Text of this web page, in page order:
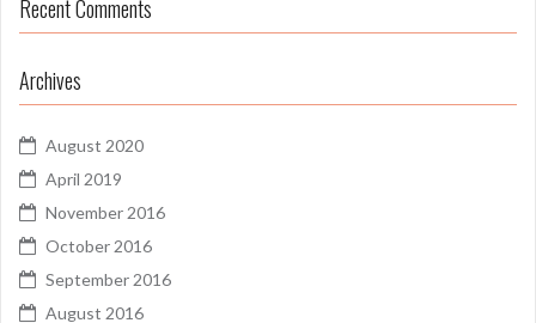
Recent Comments
Archives
August 2020
April 2019
November 2016
October 2016
September 2016
August 2016